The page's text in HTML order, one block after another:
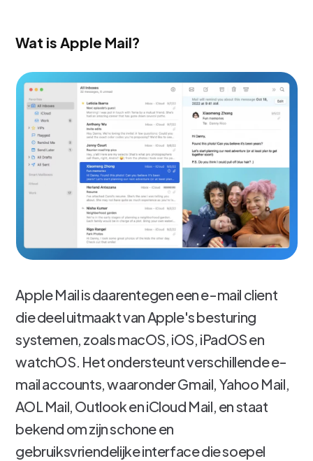
Wat is Apple Mail?
Apple Mail is daarentegen een e-mail client
die deel uitmaakt van Apple's besturing
systemen, zoals macOS, iOS, iPadOS en
watchOS. Het ondersteunt verschillende e-
mail accounts, waaronder Gmail, Yahoo Mail,
AOL Mail, Outlook en iCloud Mail, en staat
bekend om zijn schone en
gebruiksvriendelijke interface die soepel